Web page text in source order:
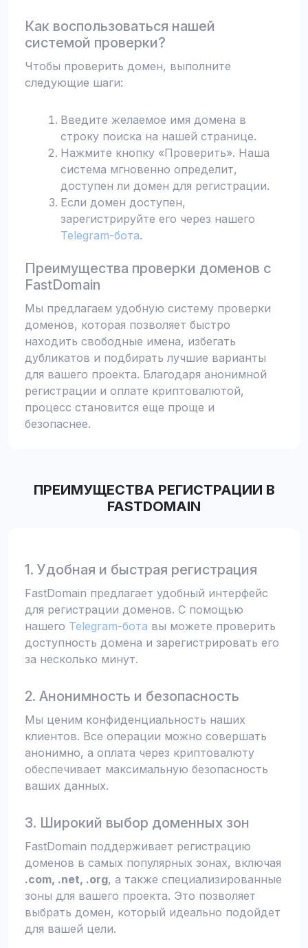
Как воспользоваться нашей
системой проверки?
Чтобы проверить домен, выполните
следующие шаги:
Введите желаемое имя домена в
строку поиска на нашей странице.
Нажмите кнопку «Проверить». Наша
система мгновенно определит,
доступен ли домен для регистрации.
Если домен доступен,
зарегистрируйте его через нашего
Telegram-бота.
Преимущества проверки доменов с
FastDomain
Мы предлагаем удобную систему проверки
доменов, которая позволяет быстро
находить свободные имена, избегать
дубликатов и подбирать лучшие варианты
для вашего проекта. Благодаря анонимной
регистрации и оплате криптовалютой,
процесс становится еще проще и
безопаснее.
ПРЕИМУЩЕСТВА РЕГИСТРАЦИИ В
FASTDOMAIN
1. Удобная и быстрая регистрация
FastDomain предлагает удобный интерфейс
для регистрации доменов. С помощью
нашего Telegram-бота вы можете проверить
доступность домена и зарегистрировать его
за несколько минут.
2. Анонимность и безопасность
Мы ценим конфиденциальность наших
клиентов. Все операции можно совершать
анонимно, а оплата через криптовалюту
обеспечивает максимальную безопасность
ваших данных.
3. Широкий выбор доменных зон
FastDomain поддерживает регистрацию
доменов в самых популярных зонах, включая
.com, .net, .org, а также специализированные
зоны для вашего проекта. Это позволяет
выбрать домен, который идеально подойдет
для вашей цели.